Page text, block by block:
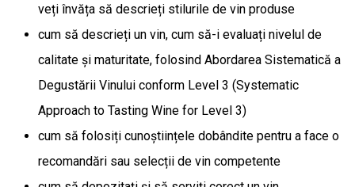
veți învăța să descrieți stilurile de vin produse
cum să descrieți un vin, cum să-i evaluați nivelul de
calitate și maturitate, folosind Abordarea Sistematică a
Degustării Vinului conform Level 3 (Systematic
Approach to Tasting Wine for Level 3)
cum să folosiți cunoștiințele dobândite pentru a face o
recomandări sau selecții de vin competente